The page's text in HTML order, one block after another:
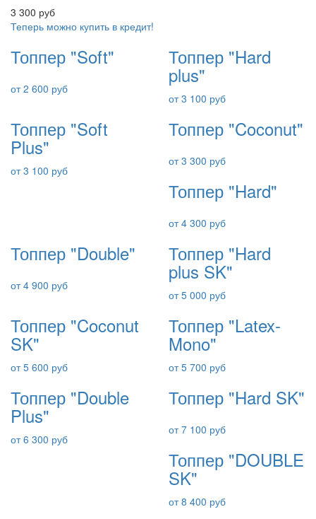
3 300 руб
Теперь можно купить в кредит!
Топпер "Soft"
от 2 600 руб
Топпер "Hard
plus"
от 3 100 руб
Топпер "Soft
Plus"
от 3 100 руб
Топпер "Coconut"
от 3 300 руб
Топпер "Hard"
от 4 300 руб
Топпер "Double"
от 4 900 руб
Топпер "Hard
plus SK"
от 5 000 руб
Топпер "Coconut
SK"
от 5 600 руб
Топпер "Latex-
Mono"
от 5 700 руб
Топпер "Double
Plus"
от 6 300 руб
Топпер "Hard SK"
от 7 100 руб
Топпер "DOUBLE
SK"
от 8 400 руб